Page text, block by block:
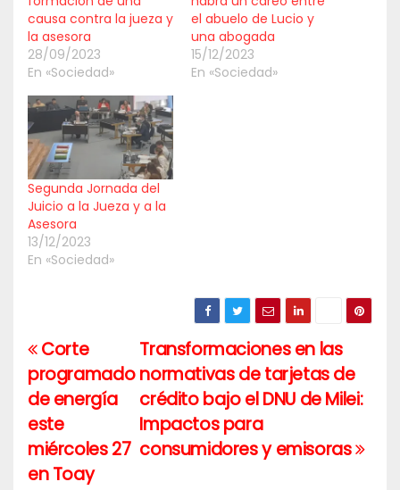
causa contra la jueza y
la asesora
28/09/2023
En «Sociedad»
el abuelo de Lucio y
una abogada
15/12/2023
En «Sociedad»
Segunda Jornada del
Juicio a la Jueza y a la
Asesora
13/12/2023
En «Sociedad»
Navegación
de
entradas
Transformaciones en las
normativas de tarjetas de
crédito bajo el DNU de Milei:
Impactos para
consumidores y emisoras
Corte
programado
de energía
este
miércoles 27
en Toay